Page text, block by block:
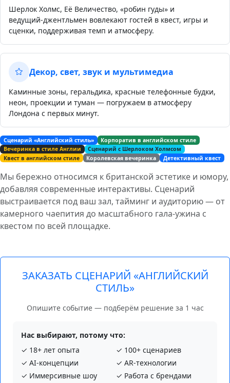
Шерлок Холмс, Её Величество, «робин гуды» и
ведущий‑джентльмен вовлекают гостей в квест, игры и
сценки, поддерживая темп и атмосферу.
Декор, свет, звук и мультимедиа
Каминные зоны, геральдика, красные телефонные будки,
неон, проекции и туман — погружаем в атмосферу
Лондона с первых минут.
Сценарий «Английский стиль»
Корпоратив в английском стиле
Вечеринка в стиле Англии
Сценарий с Шерлоком Холмсом
Квест в английском стиле
Королевская вечеринка Детективный квест
Мы бережно относимся к британской эстетике и юмору,
добавляя современные интерактивы. Сценарий
выстраивается под ваш зал, тайминг и аудиторию — от
камерного чаепития до масштабного гала‑ужина с
квестом по всей площадке.
ЗАКАЗАТЬ СЦЕНАРИЙ «АНГЛИЙСКИЙ
СТИЛЬ»
Опишите событие — подберём решение за 1 час
Нас выбирают, потому что:
✓ 18+ лет опыта
✓ 100+ сценариев
✓ AI‑концепции
✓ AR‑технологии
✓ Иммерсивные шоу
✓ Работа с брендами